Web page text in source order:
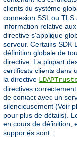
clients du système
connexion SSL ou
information relative
directive s'applique
serveur. Certains SDK
définition globale de
directive. La plupart
certificats clients dans
la directive
directives
de contact avec un
silencieusement (Voir
pour plus de détails).
en cours de définition,
supportés sont :